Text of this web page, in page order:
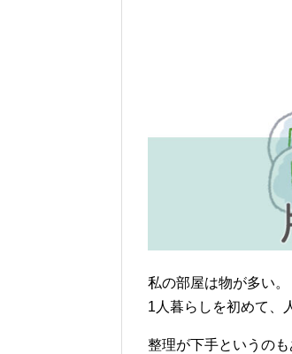
私の部屋は物が多い。
1人暮らしを初めて、
整理が下手というの